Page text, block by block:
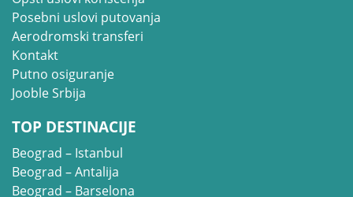
Posebni uslovi putovanja
Aerodromski transferi
Kontakt
Putno osiguranje
Jooble Srbija
TOP DESTINACIJE
Beograd – Istanbul
Beograd – Antalija
Beograd – Barselona